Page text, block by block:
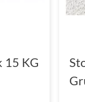
15 KG